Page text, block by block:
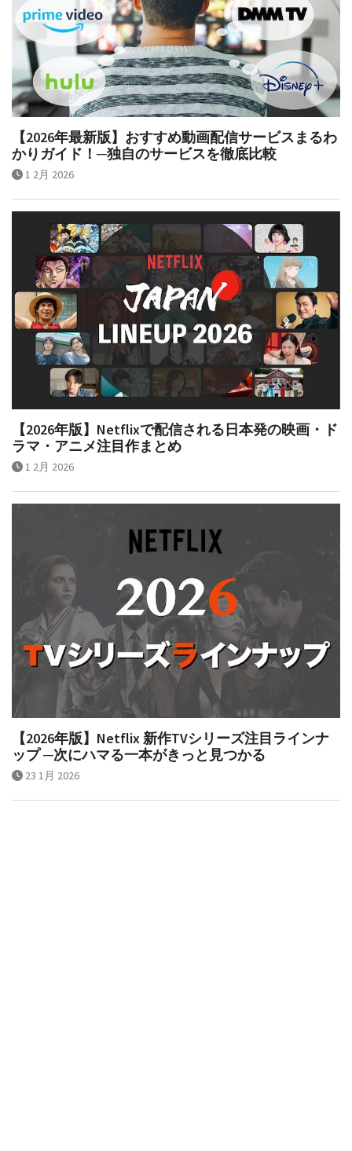
【2026年最新版】おすすめ動画配信サービスまるわ
かりガイド！─独自のサービスを徹底比較
1 2月 2026
【2026年版】Netflixで配信される日本発の映画・ド
ラマ・アニメ注目作まとめ
1 2月 2026
【2026年版】Netflix 新作TVシリーズ注目ラインナ
ップ ─次にハマる一本がきっと見つかる
23 1月 2026